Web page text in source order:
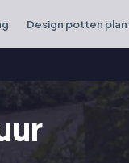
Design potten